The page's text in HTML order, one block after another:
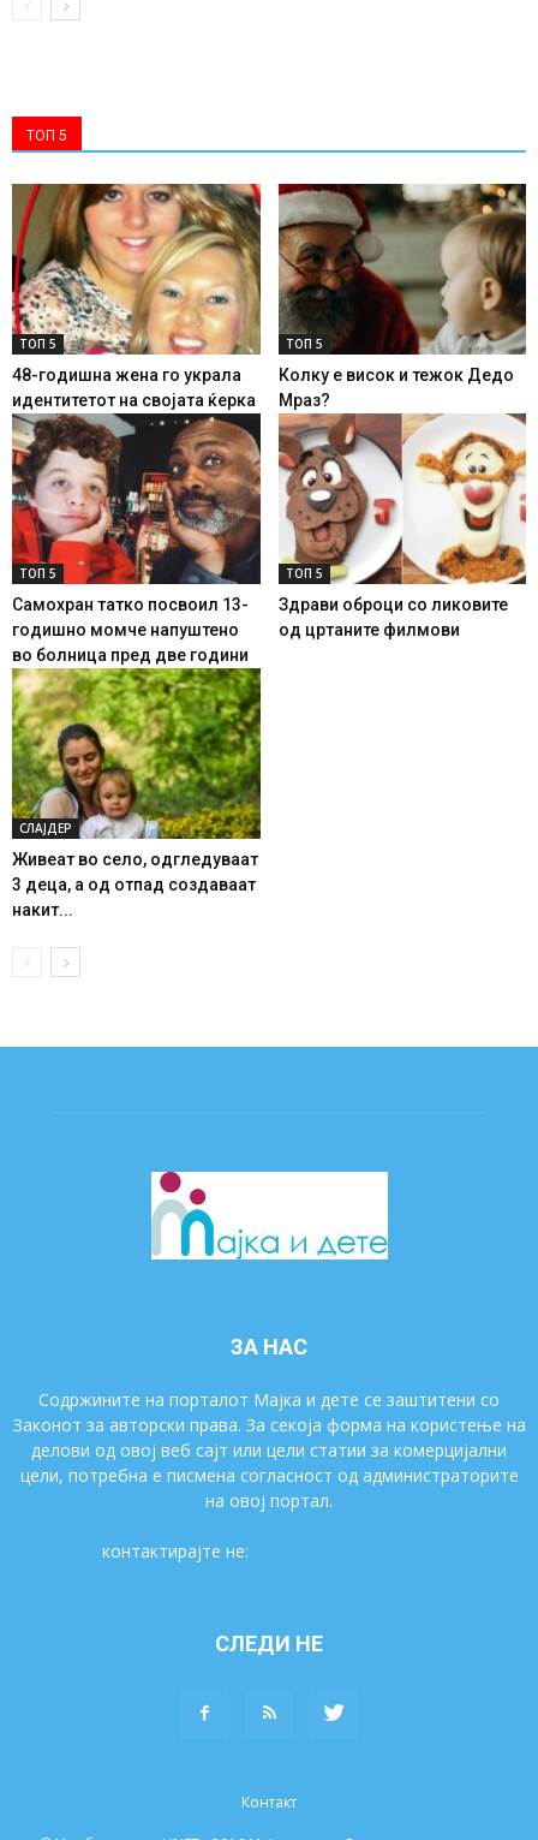
ТОП 5
ТОП 5
48-годишна жена го украла
идентитетот на својата ќерка
ТОП 5
Колку е висок и тежок Дедо
Мраз?
ТОП 5
Самохран татко посвоил 13-
годишно момче напуштено
во болница пред две години
ТОП 5
Здрави оброци со ликовите
од цртаните филмови
СЛАЈДЕР
Живеат во село, одгледуваат
3 деца, а од отпад создаваат
накит...
ЗА НАС
Содржините на порталот Мајка и дете се заштитени со
Законот за авторски права. За секоја форма на користење на
делови од овој веб сајт или цели статии за комерцијални
цели, потребна е писмена согласност од администраторите
на овој портал.
контактирајте не:
СЛЕДИ НЕ
Контакт